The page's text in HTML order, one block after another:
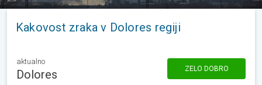
Kakovost zraka v Dolores regiji
aktualno
Dolores ZELO DOBRO